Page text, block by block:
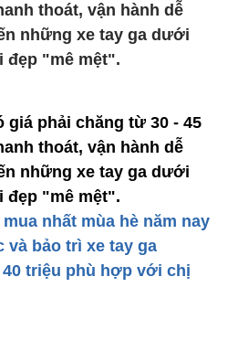
thoát, vận hành dễ
những xe tay ga dưới
đẹp "mê mệt".
giá phải chăng từ 30 - 45
thoát, vận hành dễ
những xe tay ga dưới
đẹp "mê mệt".
nhất mùa hè năm nay
và bảo trì xe tay ga
triệu phù hợp với chị